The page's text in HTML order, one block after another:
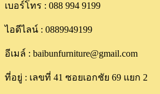
เบอร์โทร : 088 994 9199
ไอดีไลน์ : 0889949199
อีเมล์ : baibunfurniture@gmail.com
ที่อยู่ : เลขที่ 41 ซอยเอกชัย 69 แยก 2